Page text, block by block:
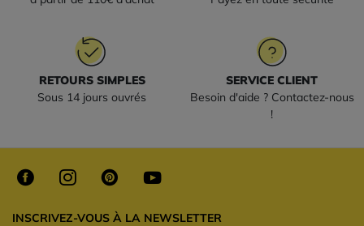
RETOURS SIMPLES
Sous 14 jours ouvrés
SERVICE CLIENT
Besoin d'aide ? Contactez-nous
!
INSCRIVEZ-VOUS À LA NEWSLETTER